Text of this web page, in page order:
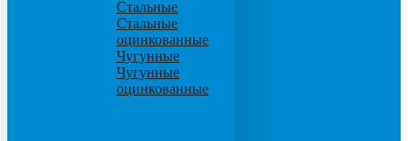
Стальные
Стальные
оцинкованные
Чугунные
Чугунные
оцинкованные